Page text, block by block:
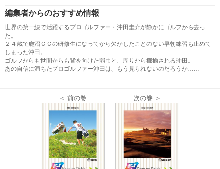
編集者からのおすすめ情報
世界の第一線で活躍するプロゴルファー・沖田圭介が静かにゴルフから去っ
た。
２４歳で鹿沼ＣＣの研修生になってから欠かしたことのない早朝練習も止めて
しまった沖田。
ゴルフからも世間からも背を向けた弱虫と、周りから揶揄される沖田。
あの自信に満ちたプロゴルファー沖田は、もう見られないのだろうか……
＜ 前の巻 次の巻 ＞